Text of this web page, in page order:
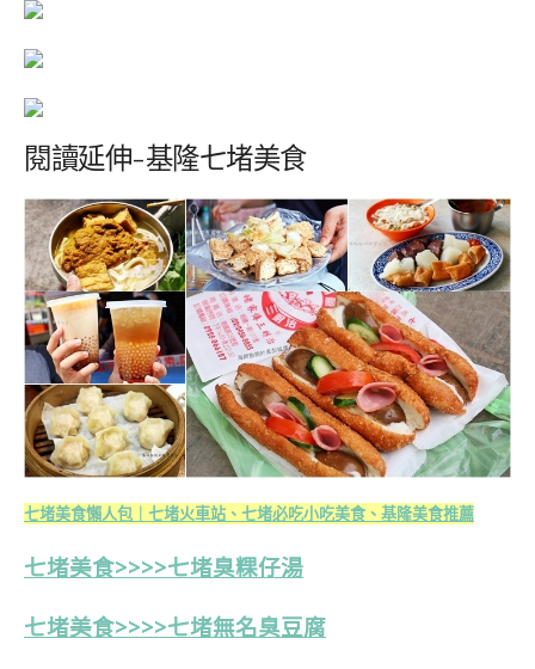
閱讀延伸-基隆七堵美食
七堵美食懶人包｜七堵火車站、七堵必吃小吃美食、基隆美食推薦
七堵美食>>>>七堵臭粿仔湯
七堵美食>>>>七堵無名臭豆腐